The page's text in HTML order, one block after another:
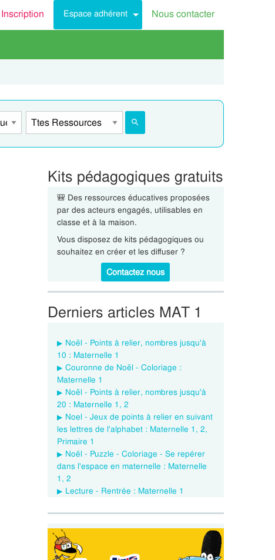
Inscription Espace adhérent Nous contacter
Kits pédagogiques gratuits
🎒 Des ressources éducatives proposées
par des acteurs engagés, utilisables en
classe et à la maison.
Vous disposez de kits pédagogiques ou
souhaitez en créer et les diffuser ?
Contactez nous
Derniers articles MAT 1
Noël - Points à relier, nombres jusqu'à
10 : Maternelle 1
Couronne de Noël - Coloriage :
Maternelle 1
Noël - Points à relier, nombres jusqu'à
20 : Maternelle 1, 2
Noel - Jeux de points à relier en suivant
les lettres de l'alphabet : Maternelle 1, 2,
Primaire 1
Noël - Puzzle - Coloriage - Se repérer
dans l'espace en maternelle : Maternelle
1, 2
Lecture - Rentrée : Maternelle 1